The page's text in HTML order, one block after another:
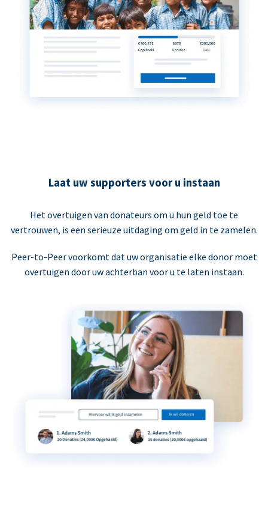
Laat uw supporters voor u instaan
Het overtuigen van donateurs om u hun geld toe te
vertrouwen, is een serieuze uitdaging om geld in te zamelen.
Peer-to-Peer voorkomt dat uw organisatie elke donor moet
overtuigen door uw achterban voor u te laten instaan.